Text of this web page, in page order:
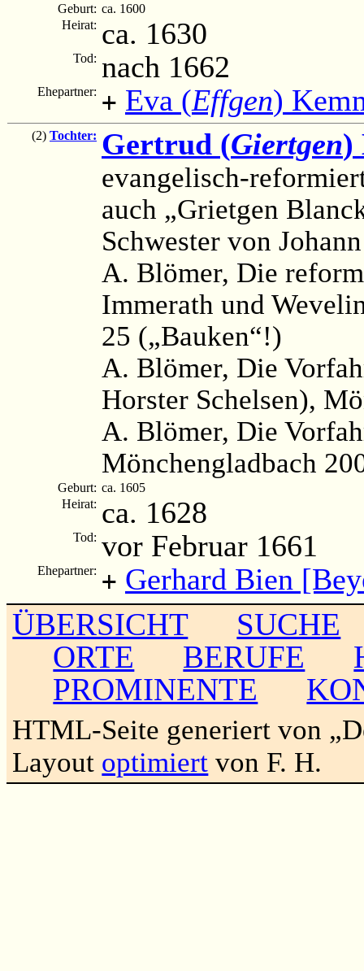
Geburt: ca. 1600
Heirat: ca. 1630
Tod: nach 1662
Ehepartner: + Eva (Effgen)
(2) Tochter: Gertrud (Giertgen)
evangelisch-
auch „Grietgen
Schwester von
A. Blömer, Die
Immerath und
25 („Bauken“!)
A. Blömer, Die
Horster Schelsen),
A. Blömer, Die
Mönchengladbach
Geburt: ca. 1605
Heirat: ca. 1628
Tod: vor Februar 1661
Ehepartner: + Gerhard Bien
ÜBERSICHT
SUCHE
ORTE
BERUFE
PROMINENTE
HTML-Seite generiert von
Layout optimiert von F. H.